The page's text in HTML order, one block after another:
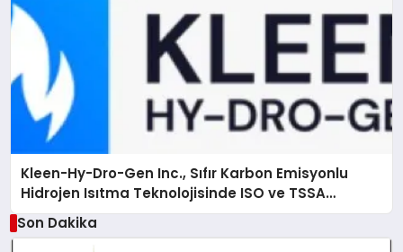
Kleen-Hy-Dro-Gen Inc., Sıfır Karbon Emisyonlu
Hidrojen Isıtma Teknolojisinde ISO ve TSSA
Düzenleyici Onaylarını Aldı
Son Dakika